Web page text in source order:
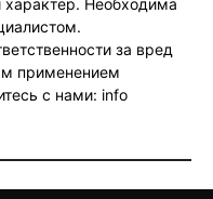
за вред
применением
с нами: info